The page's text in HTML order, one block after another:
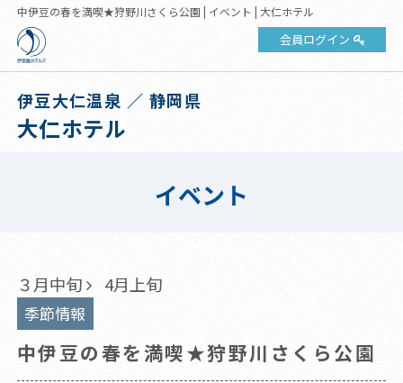
中伊豆の春を満喫★狩野川さくら公園 | イベント | 大仁ホテル
会員ログイン
伊豆大仁温泉 ／ 静岡県
大仁ホテル
イベント
３月中旬 4月上旬
季節情報
中伊豆の春を満喫★狩野川さくら公園